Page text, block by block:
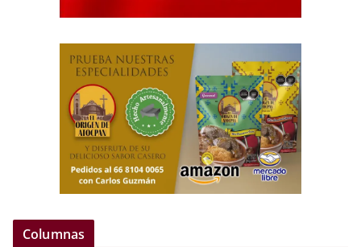
Columnas